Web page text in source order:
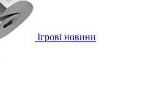
Ігрові новини